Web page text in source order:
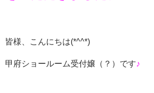
皆様、こんにちは(*^^*)
甲府ショールーム受付嬢（？）です♪